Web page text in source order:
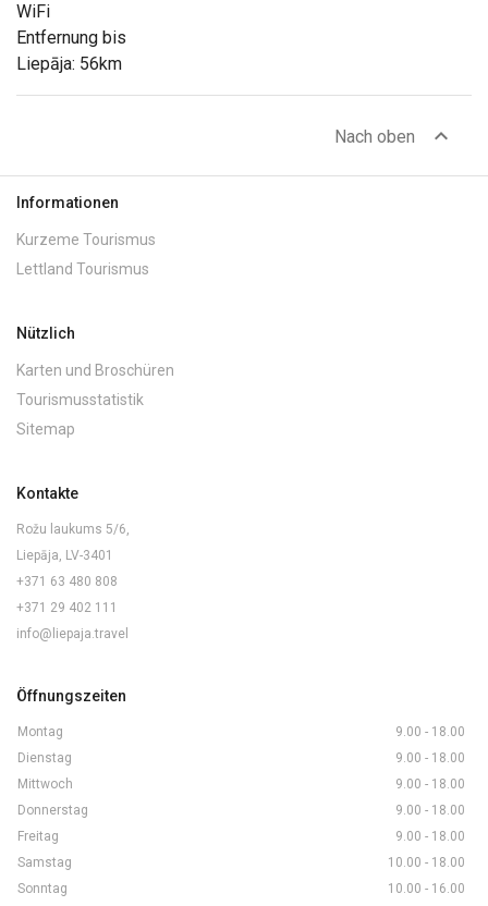
WiFi
Entfernung bis
Liepāja: 56km
Nach oben expand_less
Informationen
Kurzeme Tourismus
Lettland Tourismus
Nützlich
Karten und Broschüren
Tourismusstatistik
Sitemap
Kontakte
Rožu laukums 5/6,
Liepāja, LV-3401
+371 63 480 808
+371 29 402 111
info@liepaja.travel
Öffnungszeiten
Montag
9.00 - 18.00
Dienstag
9.00 - 18.00
Mittwoch
9.00 - 18.00
Donnerstag
9.00 - 18.00
Freitag
9.00 - 18.00
Samstag
10.00 - 18.00
Sonntag
10.00 - 16.00